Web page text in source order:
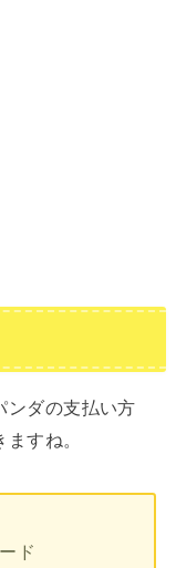
ンダの支払い方
すね。
ド